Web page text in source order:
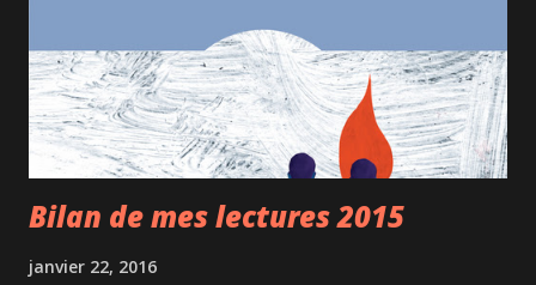
musicales. J’ai particulièrement aimé les reprises de
Cabaret et Chicago , la mise en scène était réglée au
cordeau et le chant impeccable. C’est sûr que ce style de
comédies musicales est ...
Bilan de mes lectures 2015
janvier 22, 2016